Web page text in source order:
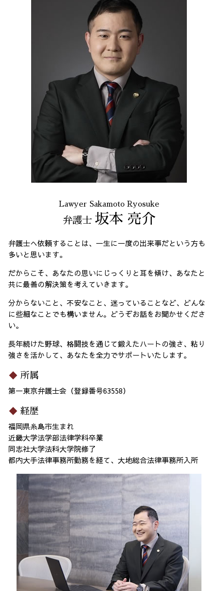
Lawyer Sakamoto Ryosuke
弁護士 坂本 亮介
弁護士へ依頼することは、一生に一度の出来事だという方も
多いと思います。
だからこそ、あなたの思いにじっくりと耳を傾け、あなたと
共に最善の解決策を考えていきます。
分からないこと、不安なこと、迷っていることなど、どんな
に些細なことでも構いません。どうぞお話をお聞かせくださ
い。
長年続けた野球、格闘技を通じて鍛えたハートの強さ、粘り
強さを活かして、あなたを全力でサポートいたします。
所属
第一東京弁護士会（登録番号63558）
経歴
福岡県糸島市生まれ
近畿大学法学部法律学科卒業
同志社大学法科大学院修了
都内大手法律事務所勤務を経て、大地総合法律事務所入所